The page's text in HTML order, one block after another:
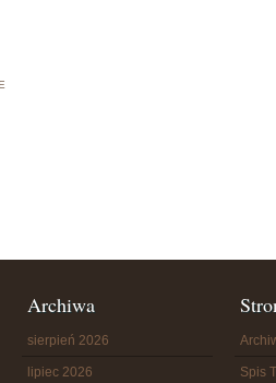
Archiwa
sierpień 2026
lipiec 2026 Spis